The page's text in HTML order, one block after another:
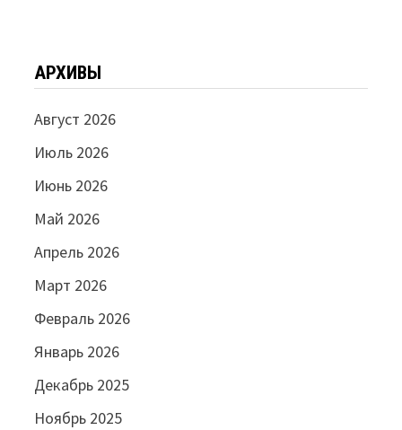
АРХИВЫ
Август 2026
Июль 2026
Июнь 2026
Май 2026
Апрель 2026
Март 2026
Февраль 2026
Январь 2026
Декабрь 2025
Ноябрь 2025